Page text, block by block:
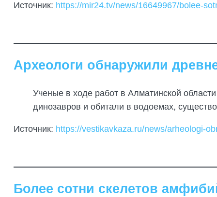
Источник: https://mir24.tv/news/16649967/bolee-
Археологи обнаружили
Ученые в ходе работ в Алматинской
динозавров и обитали в водоемах,
Источник: https://vestikavkaza.ru/news/arheologi-
Более сотни скелетов